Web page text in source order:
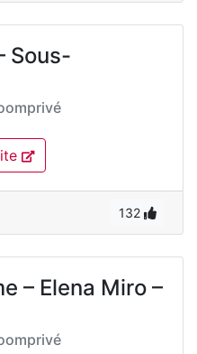
Sous-
132
– Elena Miro –